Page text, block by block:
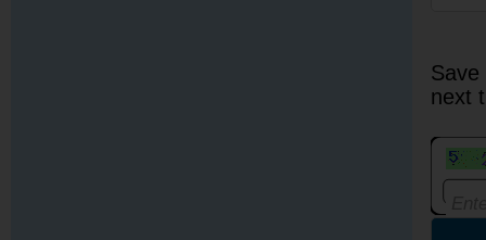
next